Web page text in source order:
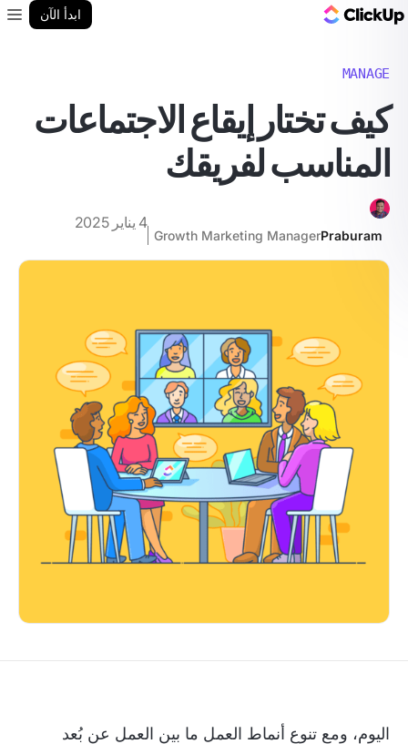
ابدأ الآن
MANAGE
كيف تختار إيقاع الاجتماعات
المناسب لفريقك
Praburam
Growth Marketing Manager
4 يناير 2025
اليوم، ومع تنوع أنماط العمل ما بين العمل عن بُعد